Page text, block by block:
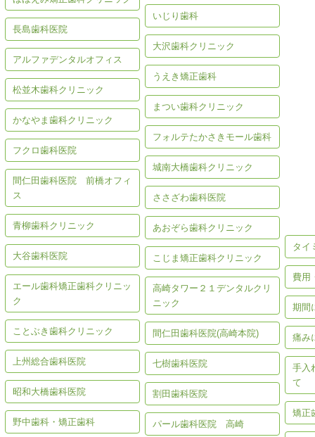
長島歯科医院
アルファデンタルオフィス
松並木歯科クリニック
かなやま歯科クリニック
フクロ歯科医院
間仁田歯科医院 前橋オフィ
ス
青柳歯科クリニック
大谷歯科医院
エール歯科矯正歯科クリニッ
ク
ことぶき歯科クリニック
上州総合歯科医院
昭和大橋歯科医院
野中歯科・矯正歯科
いじり歯科
大沢歯科クリニック
うえき矯正歯科
まつい歯科クリニック
フォルテたかさきモール歯科
城南大橋歯科クリニック
ささざわ歯科医院
あおぞら歯科クリニック
こじま矯正歯科クリニック
高崎タワー２１デンタルクリ
ニック
間仁田歯科医院(高崎本院)
七樹歯科医院
割田歯科医院
パール歯科医院 高崎
タイ
費用
期間
痛み
手入
て
矯正